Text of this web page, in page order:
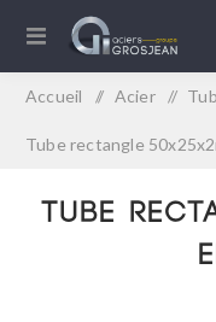
Accueil / Acier /
Tube rectangle
Tube